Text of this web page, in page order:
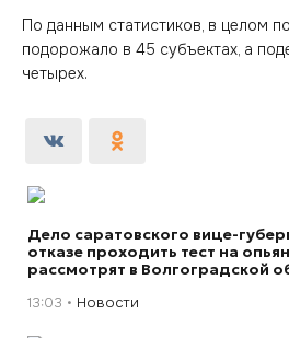
По данным статистиков, в целом
подорожало в 45 субъектах, а
четырех.
Дело саратовского вице-
отказе проходить тест на
рассмотрят в Волгоградской
13:03 Новости